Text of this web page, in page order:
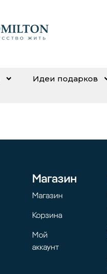
Идеи подарков
Магазин
Магазин
Корзина
Мой
аккаунт